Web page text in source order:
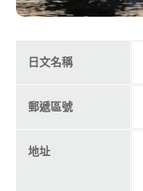
日文名稱
郵遞區號
地址